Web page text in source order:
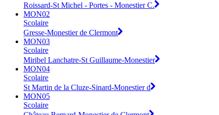
Roissard-St Michel - Portes - Monestier C.
MON02
Scolaire
Gresse-Monestier de Clermont
MON03
Scolaire
Miribel Lanchatre-St Guillaume-Monestier
MON04
Scolaire
St Martin de la Cluze-Sinard-Monestier d
MON05
Scolaire